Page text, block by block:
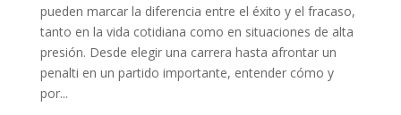
pueden marcar la diferencia entre el éxito y el fracaso,
tanto en la vida cotidiana como en situaciones de alta
presión. Desde elegir una carrera hasta afrontar un
penalti en un partido importante, entender cómo y
por...